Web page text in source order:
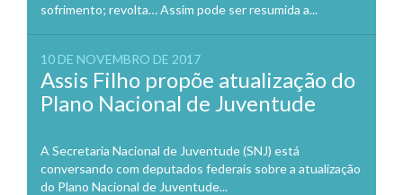
sofrimento; revolta… Assim pode ser resumida a...
10 DE NOVEMBRO DE 2017
Assis Filho propõe atualização do
Plano Nacional de Juventude
A Secretaria Nacional de Juventude (SNJ) está
conversando com deputados federais sobre a atualização
do Plano Nacional de Juventude...